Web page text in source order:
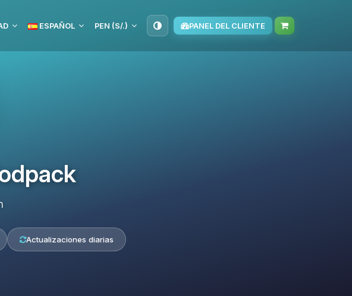
ESPAÑOL PEN (S/.) PANEL DEL CLIENTE
Actualizaciones diarias